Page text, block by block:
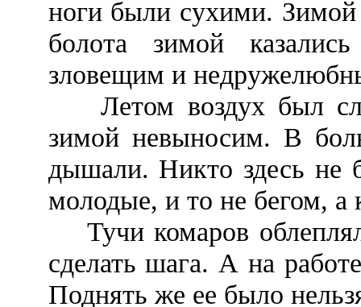
ноги были сухими.
болота зимой
зловещим и
Летом воздух был
зимой невыносим. В
дышали. Никто здесь не
молодые, и то не бегом, а
Тучи комаров
сделать шага. А на
Поднять же ее было